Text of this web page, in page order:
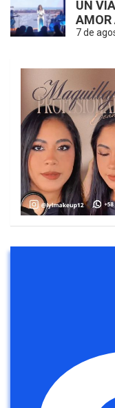
UN
AMOR
7 de